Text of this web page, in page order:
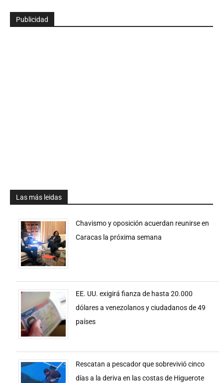
Publicidad
Las más leidas
Chavismo y oposición acuerdan reunirse en
Caracas la próxima semana
EE. UU. exigirá fianza de hasta 20.000
dólares a venezolanos y ciudadanos de 49
países
Rescatan a pescador que sobrevivió cinco
días a la deriva en las costas de Higuerote